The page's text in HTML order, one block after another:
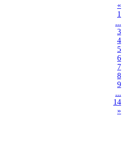
«
1
...
3
4
5
6
7
8
9
...
14
»